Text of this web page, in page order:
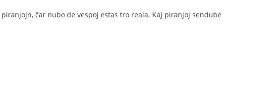
ĉar nubo de vespoj estas tro reala. Kaj piranjoj sendube